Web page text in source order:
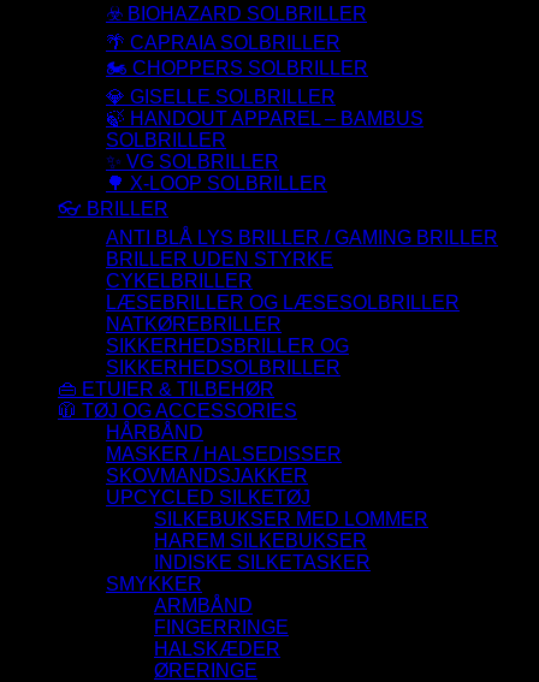
☣️ BIOHAZARD SOLBRILLER
🌴 CAPRAIA SOLBRILLER
🏍️ CHOPPERS SOLBRILLER
💎 GISELLE SOLBRILLER
🍃 HANDOUT APPAREL – BAMBUS
SOLBRILLER
✨ VG SOLBRILLER
🌳 X-LOOP SOLBRILLER
👓 BRILLER
ANTI BLÅ LYS BRILLER / GAMING BRILLER
BRILLER UDEN STYRKE
CYKELBRILLER
LÆSEBRILLER OG LÆSESOLBRILLER
NATKØREBRILLER
SIKKERHEDSBRILLER OG
SIKKERHEDSOLBRILLER
👜 ETUIER & TILBEHØR
🧥 TØJ OG ACCESSORIES
HÅRBÅND
MASKER / HALSEDISSER
SKOVMANDSJAKKER
UPCYCLED SILKETØJ
SILKEBUKSER MED LOMMER
HAREM SILKEBUKSER
INDISKE SILKETASKER
SMYKKER
ARMBÅND
FINGERRINGE
HALSKÆDER
ØRERINGE